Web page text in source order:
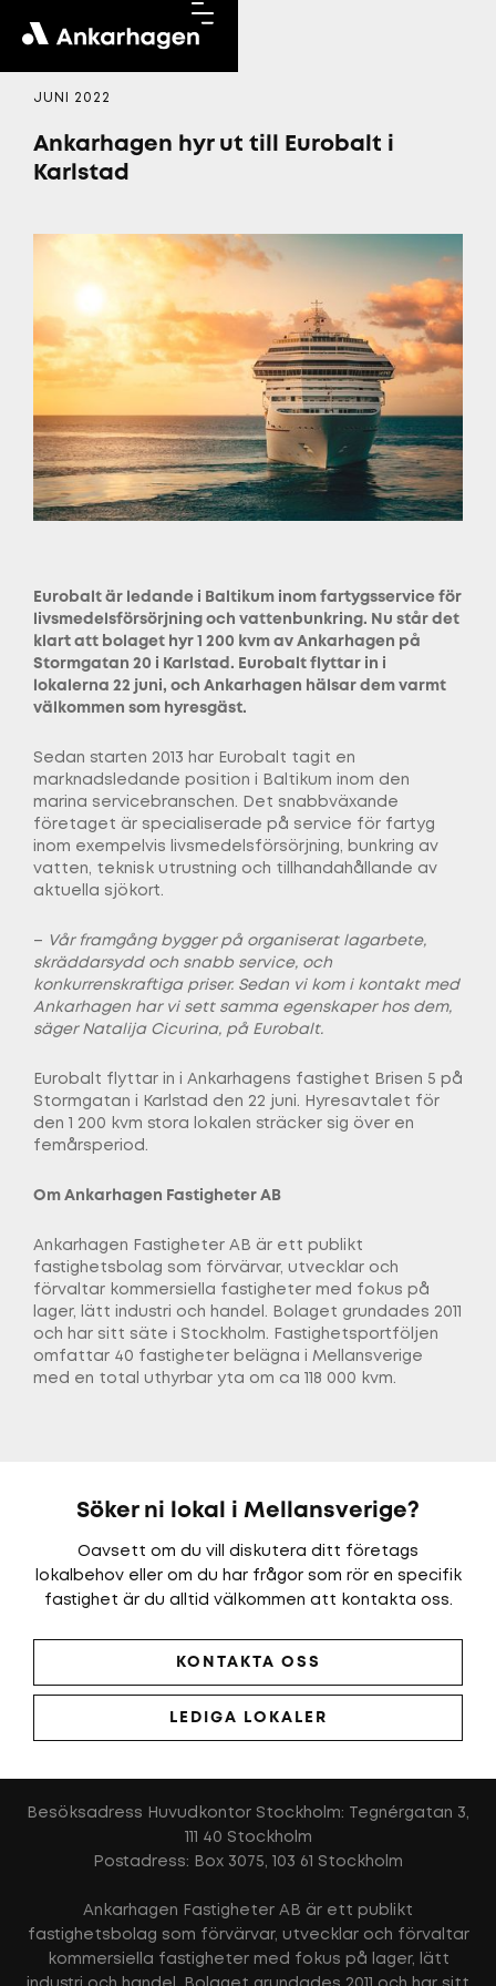
JUNI 2022
Ankarhagen hyr ut till Eurobalt i
Karlstad
Eurobalt är ledande i Baltikum inom fartygsservice för
livsmedelsförsörjning och vattenbunkring. Nu står det
klart att bolaget hyr 1 200 kvm av Ankarhagen på
Stormgatan 20 i Karlstad. Eurobalt flyttar in i
lokalerna 22 juni, och Ankarhagen hälsar dem varmt
välkommen som hyresgäst.
Sedan starten 2013 har Eurobalt tagit en
marknadsledande position i Baltikum inom den
marina servicebranschen. Det snabbväxande
företaget är specialiserade på service för fartyg
inom exempelvis livsmedelsförsörjning, bunkring av
vatten, teknisk utrustning och tillhandahållande av
aktuella sjökort.
–
Vår framgång bygger på organiserat lagarbete,
skräddarsydd och snabb service, och
konkurrenskraftiga priser. Sedan vi kom i kontakt med
Ankarhagen har vi sett samma egenskaper hos dem,
säger Natalija Cicurina, på Eurobalt.
Eurobalt flyttar in i Ankarhagens fastighet Brisen 5 på
Stormgatan i Karlstad den 22 juni. Hyresavtalet för
den 1 200 kvm stora lokalen sträcker sig över en
femårsperiod.
Om Ankarhagen Fastigheter AB
Ankarhagen Fastigheter AB är ett publikt
fastighetsbolag som förvärvar, utvecklar och
förvaltar kommersiella fastigheter med fokus på
lager, lätt industri och handel. Bolaget grundades 2011
och har sitt säte i Stockholm. Fastighetsportföljen
omfattar 40 fastigheter belägna i Mellansverige
med en total uthyrbar yta om ca 118 000 kvm.
Söker ni lokal i Mellansverige?
Oavsett om du vill diskutera ditt företags
lokalbehov eller om du har frågor som rör en specifik
fastighet är du alltid välkommen att kontakta oss.
KONTAKTA OSS
LEDIGA LOKALER
Besöksadress Huvudkontor Stockholm: Tegnérgatan 3,
111 40 Stockholm
Postadress: Box 3075, 103 61 Stockholm
Ankarhagen Fastigheter AB är ett publikt
fastighetsbolag som förvärvar, utvecklar och förvaltar
kommersiella fastigheter med fokus på lager, lätt